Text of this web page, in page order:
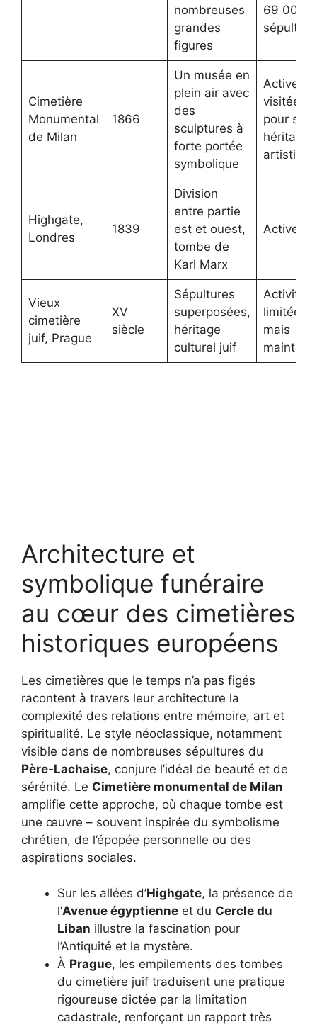
nombreuses
grandes
figures
69 000
Cimetière
Monumental
de Milan
1866
Un musée en
plein air avec
des
sculptures à
forte portée
symbolique
Active et
visitée
pour son
héritage
artistique
Highgate,
Londres
1839
Division
entre partie
est et ouest,
tombe de
Karl Marx
Active
Vieux
cimetière
juif, Prague
XV
siècle
Sépultures
superposées,
héritage
culturel juif
Activité
limitée
mais
Architecture et
symbolique funéraire
au cœur des cimetières
historiques européens
Les cimetières que le temps n’a pas figés
racontent à travers leur architecture la
complexité des relations entre mémoire, art et
spiritualité. Le style néoclassique, notamment
visible dans de nombreuses sépultures du
Père-Lachaise, conjure l’idéal de beauté et de
sérénité. Le Cimetière monumental de Milan
amplifie cette approche, où chaque tombe est
une œuvre – souvent inspirée du symbolisme
chrétien, de l’épopée personnelle ou des
aspirations sociales.
Sur les allées d’Highgate, la présence de
l’Avenue égyptienne et du Cercle du
Liban illustre la fascination pour
l’Antiquité et le mystère.
À Prague, les empilements des tombes
du cimetière juif traduisent une pratique
rigoureuse dictée par la limitation
cadastrale, renforçant un rapport très